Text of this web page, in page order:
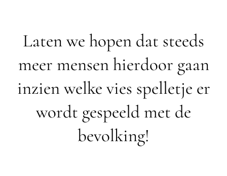
Laten we hopen dat steeds
meer mensen hierdoor gaan
inzien welke vies spelletje er
wordt gespeeld met de
bevolking!